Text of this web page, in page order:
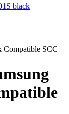
Compatible SCC